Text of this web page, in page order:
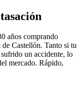
años comprando
Castellón. Tanto si tu
un accidente, lo
mercado. Rápido,